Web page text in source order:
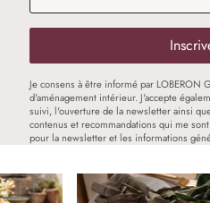
Je consens à être informé par
d'aménagement intérieur. J'accepte
suivi, l'ouverture de la newsletter ainsi
contenus et recommandations qui me
pour la newsletter et les informations